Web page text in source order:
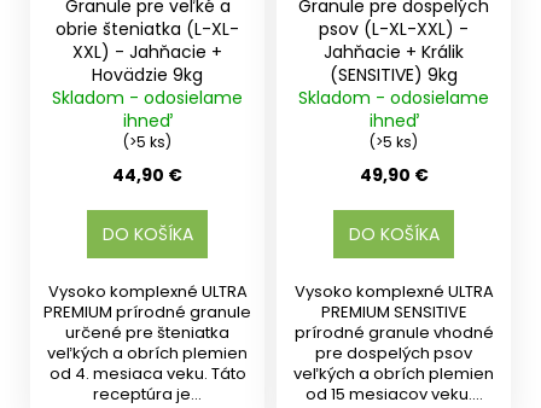
Granule pre veľké a
obrie šteniatka (L-XL-
XXL) - Jahňacie +
Hovädzie 9kg
Skladom - odosielame
ihneď
(>5 ks)
44,90 €
DO KOŠÍKA
Vysoko komplexné ULTRA
PREMIUM prírodné granule
určené pre šteniatka
veľkých a obrích plemien
od 4. mesiaca veku. Táto
receptúra je...
Granule pre dospelých
psov (L-XL-XXL) -
Jahňacie + Králik
(SENSITIVE) 9kg
Skladom - odosielame
ihneď
(>5 ks)
49,90 €
DO KOŠÍKA
Vysoko komplexné ULTRA
PREMIUM SENSITIVE
prírodné granule vhodné
pre dospelých psov
veľkých a obrích plemien
od 15 mesiacov veku....